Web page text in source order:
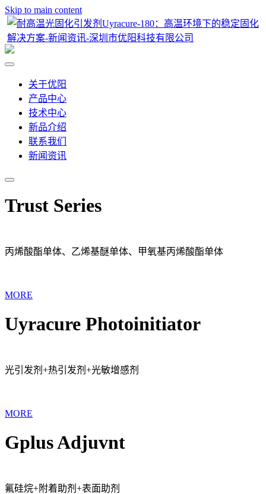
Skip to main content
关于优阳
产品中心
技术中心
新品介绍
联系我们
新闻资讯
Trust Series
丙烯酸酯单体、乙烯基醚单体、甲氧基丙烯酸酯单体
MORE
Uyracure Photoinitiator
光引发剂+热引发剂+光敏增感剂
MORE
Gplus Adjuvnt
氟硅烷+附着助剂+表面助剂